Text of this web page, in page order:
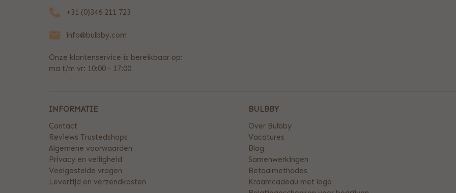
+31 (0)346 211 723
info@bulbby.com
Onze klantenservice is bereikbaar op:
ma t/m vr: 10:00 - 17:00
INFORMATIE
Contact
Reviews Trustedshops
Algemene voorwaarden
Privacy en veiligheid
Veelgestelde vragen
Levertijd en verzendkosten
BULBBY
Over Bulbby
Vacatures
Blog
Samenwerkingen
Betaalmethodes
Kraamcadeau met logo